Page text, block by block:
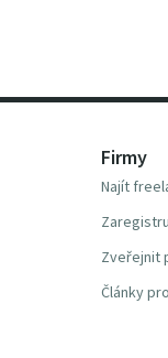
Firmy
Najít
Zveřejnit
Články